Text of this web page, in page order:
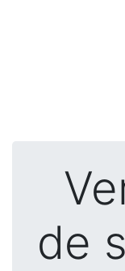
de